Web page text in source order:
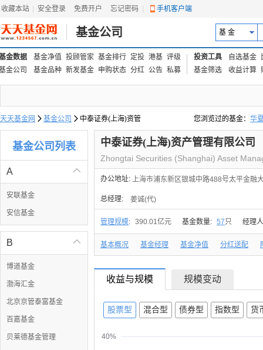
收藏本站 安全登录 免费开户 忘记密码 手机客户端
基金公司 基 金
金数据 基金净值 投顾管家 基金排行 定投 港基 评级
金公司
基金品种 新发基金 申购状态 分红 公告 私募
投资工具 自选基金
基金筛选
收益计算
天天基金网  基金公司  中泰证券(上海)资管 您浏览过的基金： 华
易方达上证中盘ETF联
基金公司列表

A
安联基金
安信基金

B
博道基金
渤海汇金
北京京管泰富基金
百嘉基金
贝莱德基金管理
中泰证券(上海)资产管理有限公司
Zhongtai Securities (Shanghai) Asset
办公地址: 上海市浦东新区银城中路488号太平金融
总经理: 姜诚(代)
管理规模: 390.01亿元 基金数量: 57只 经理
基本概况 基金经理 基金净值 分红送配
收益与规模 规模变动
股票型 混合型 债券型 指数型 货
40%